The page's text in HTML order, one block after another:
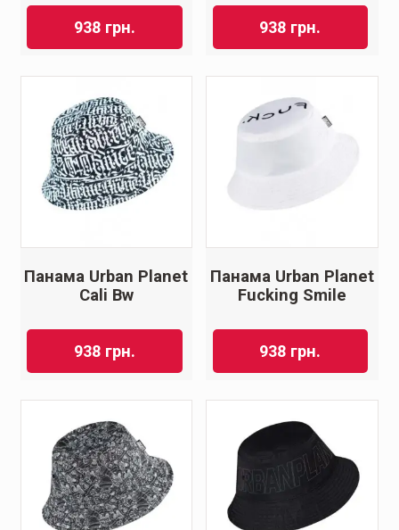
938 грн. 938 грн.
Панама Urban Planet
Cali Bw
938 грн.
Панама Urban Planet
Fucking Smile
938 грн.